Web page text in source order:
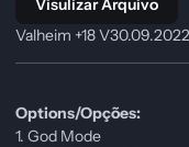
Visulizar Arquivo
Valheim +18
Options/Opções:
1. God Mode